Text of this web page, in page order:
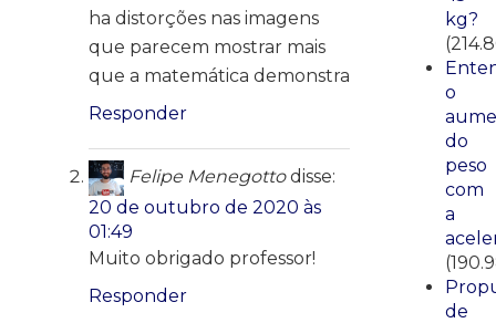
ha distorções nas imagens
que parecem mostrar mais
que a matemática demonstra
Responder
Felipe Menegotto disse:
20 de outubro de 2020 às
01:49
Muito obrigado professor!
Responder
kg?
o
do
peso
com
a
de